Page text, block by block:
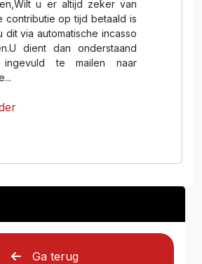
u er altijd zeker van
contributie op tijd betaald is
dit via automatische incasso
dient dan onderstaand
ingevuld te mailen naar
Ga terug